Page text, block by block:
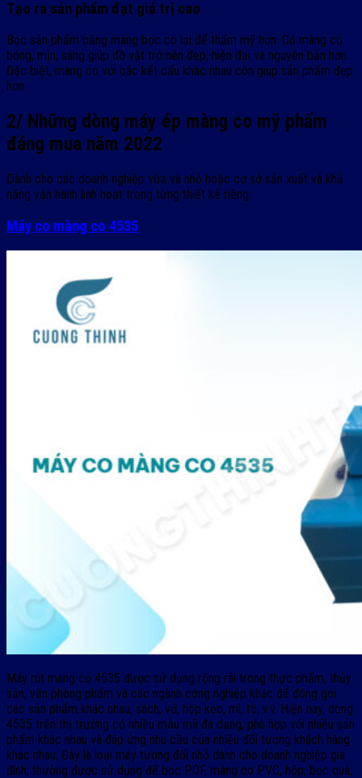
Tạo ra sản phẩm đạt giá trị cao
Bọc sản phẩm bằng màng bọc co lại để thẩm mỹ hơn. Có màng co
bóng, mịn, sáng giúp đồ vật trở nên đẹp, hiện đại và nguyên bản hơn.
Đặc biệt, màng co với các kết cấu khác nhau còn giúp sản phẩm đẹp
hơn.
2/ Những dòng máy ép màng co mỹ phẩm
đáng mua năm 2022
Dành cho các doanh nghiệp vừa và nhỏ hoặc cơ sở sản xuất và khả
năng vận hành linh hoạt trong từng thiết kế riêng.
Máy co màng co 4535
Máy rút màng co 4535 được sử dụng rộng rãi trong thực phẩm, thủy
sản, văn phòng phẩm và các ngành công nghiệp khác để đóng gói
các sản phẩm khác nhau, sách, vở, hộp kẹo, mì, tô, v.v. Hiện nay, dòng
4535 trên thị trường có nhiều mẫu mã đa dạng, phù hợp với nhiều sản
phẩm khác nhau và đáp ứng nhu cầu của nhiều đối tượng khách hàng
khác nhau. Đây là loại máy tương đối nhỏ dành cho doanh nghiệp gia
đình, thường được sử dụng để bọc POF, màng co PVC, hộp, bọc quà,